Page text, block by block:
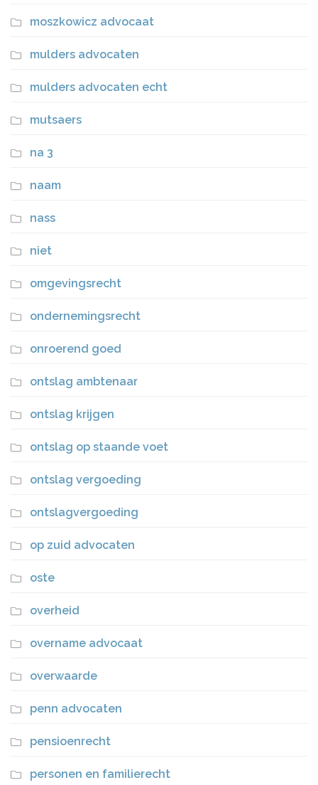
moszkowicz advocaat
mulders advocaten
mulders advocaten echt
mutsaers
na 3
naam
nass
niet
omgevingsrecht
ondernemingsrecht
onroerend goed
ontslag ambtenaar
ontslag krijgen
ontslag op staande voet
ontslag vergoeding
ontslagvergoeding
op zuid advocaten
oste
overheid
overname advocaat
overwaarde
penn advocaten
pensioenrecht
personen en familierecht